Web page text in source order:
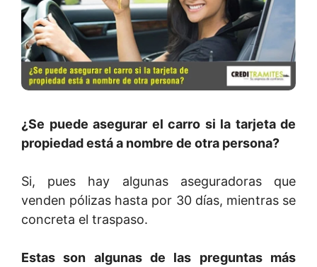
¿Se puede asegurar el carro si la tarjeta de
propiedad está a nombre de otra persona?
Si, pues hay algunas aseguradoras que
venden pólizas hasta por 30 días, mientras se
concreta el traspaso.
Estas son algunas de las preguntas más